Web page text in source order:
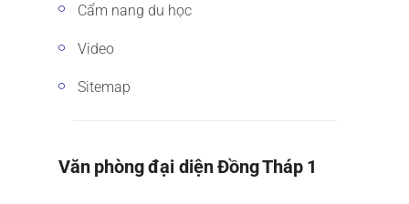
Cẩm nang du học
Video
Sitemap
Văn phòng đại diện Đồng Tháp 1